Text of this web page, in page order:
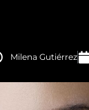
Milena Gutiérrez